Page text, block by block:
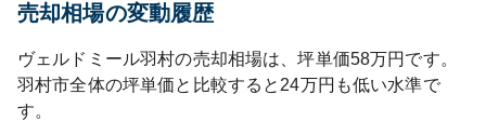
売却相場の変動履歴
ヴェルドミール羽村の売却相場は、坪単価58万円です。
羽村市全体の坪単価と比較すると 24万円も低い水準で
す。